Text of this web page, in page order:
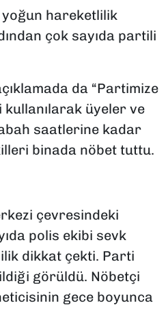
yoğun hareketlilik
çok sayıda partili
da “Partimize
kullanılarak üyeler ve
saatlerine kadar
binada nöbet tuttu.
çevresindeki
polis ekibi sevk
dikkat çekti. Parti
görüldü. Nöbetçi
gece boyunca